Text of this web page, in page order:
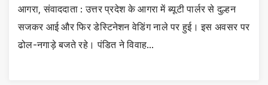
आगरा, संवाददाता : उत्तर प्रदेश के आगरा में ब्यूटी पार्लर से दुल्हन
सजकर आई और फिर डेस्टिनेशन वेडिंग नाले पर हुई। इस अवसर पर
ढोल-नगाड़े बजते रहे। पंडित ने विवाह…